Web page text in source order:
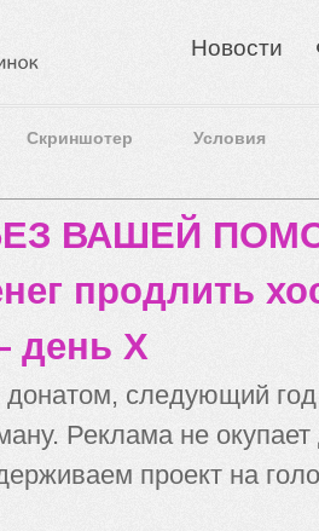
Новости
Скриншотер Условия
ВАШЕЙ
продлить
день X
донатом, следующий
Реклама не
проект на